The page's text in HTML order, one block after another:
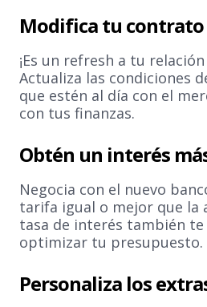
Modifica tu contrato
¡Es un refresh a tu
Actualiza las condiciones
que estén al día con el
con tus finanzas.
Obtén un interés
Negocia con el nuevo
tarifa igual o mejor que la
tasa de interés también
optimizar tu presupuesto.
Personaliza los